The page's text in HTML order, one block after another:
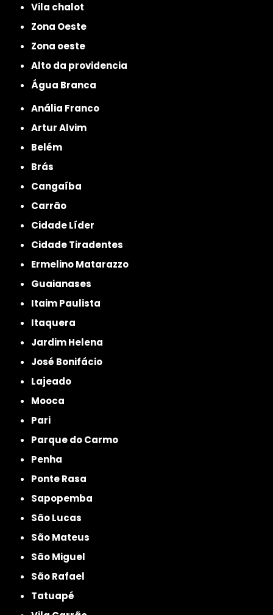
Vila chalot
Zona Oeste
Zona oeste
alto da providencia
Água Branca
Anália Franco
Artur Alvim
Belém
Brás
Cangaíba
Carrão
Cidade Líder
Cidade Tiradentes
Ermelino Matarazzo
Guaianases
Itaim Paulista
Itaquera
Jardim Helena
José Bonifácio
Lajeado
Mooca
Pari
Parque do Carmo
Penha
Ponte Rasa
Sapopemba
São Lucas
São Mateus
São Miguel
São Rafael
Tatuapé